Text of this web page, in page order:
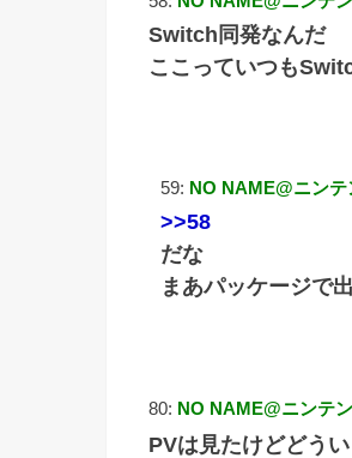
Switch同発なんだ
ここっていつも
59: NO NAME@ニン
>>58
だな
まあパッケージで
80: NO NAME@ニンテ
PVは見たけどどう